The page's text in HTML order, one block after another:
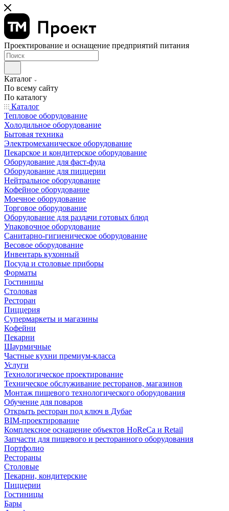
Проектирование и оснащение предприятий питания
Каталог
По всему сайту
По каталогу
Каталог
Тепловое оборудование
Холодильное оборудование
Бытовая техника
Электромеханическое оборудование
Пекарское и кондитерское оборудование
Оборудование для фаст-фуда
Оборудование для пиццерии
Нейтральное оборудование
Кофейное оборудование
Моечное оборудование
Торговое оборудование
Оборудование для раздачи готовых блюд
Упаковочное оборудование
Санитарно-гигиеническое оборудование
Весовое оборудование
Инвентарь кухонный
Посуда и столовые приборы
Форматы
Гостиницы
Столовая
Ресторан
Пиццерия
Супермаркеты и магазины
Кофейни
Пекарни
Шаурмичные
Частные кухни премиум-класса
Услуги
Технологическое проектирование
Техническое обслуживание ресторанов, магазинов
Монтаж пищевого технологического оборудования
Обучение для поваров
Открыть ресторан под ключ в Дубае
BIM-проектирование
Комплексное оснащение объектов HoReCa и Retail
Запчасти для пищевого и ресторанного оборудования
Портфолио
Рестораны
Столовые
Пекарни, кондитерские
Пиццерии
Гостиницы
Бары